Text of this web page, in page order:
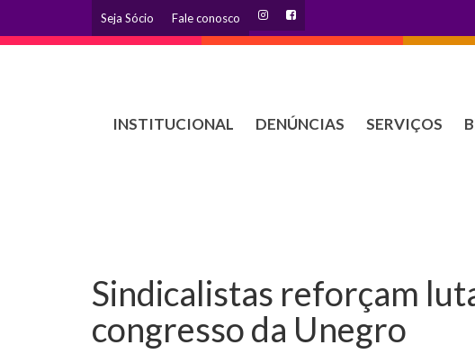
Seja Sócio Fale conosco
INSTITUCIONAL DENÚNCIAS SERVIÇOS
Sindicalistas reforçam
congresso da Unegro